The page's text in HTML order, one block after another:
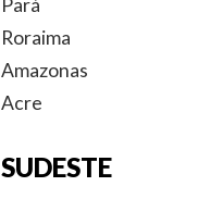
Roraima
Amazonas
Acre
SUDESTE